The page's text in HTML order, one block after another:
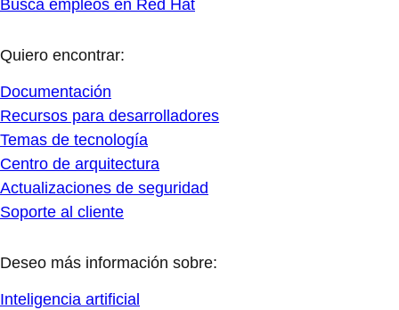
Busca empleos en Red Hat
Quiero encontrar:
Documentación
Recursos para desarrolladores
Temas de tecnología
Centro de arquitectura
Actualizaciones de seguridad
Soporte al cliente
Deseo más información sobre:
Inteligencia artificial